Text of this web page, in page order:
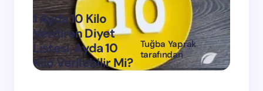
1 Ayda 10 Kilo
Verdiren Diyet
Listesi, Ayda 10
Kilo Verilebilir Mi?
Tuğba Yaprak
tarafından
on Mart 11, 2024